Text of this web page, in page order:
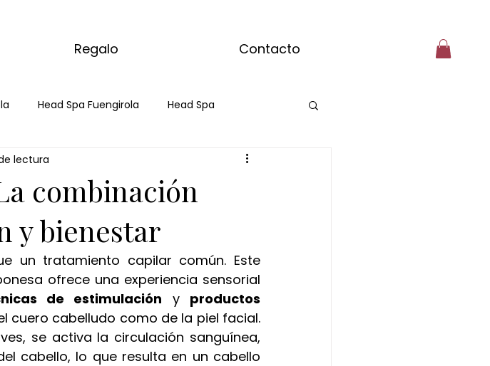
Regalo Contacto
Head Spa Fuengirola Head Spa
Fuengirola
de matcha
de jengibre masaje de chocolate
cheque de regalo fuengirola
combinación
y bienestar
lectura
un tratamiento capilar común. Este
ofrece una experiencia sensorial
de estimulación y productos
cuero cabelludo como de la piel facial.
se activa la circulación sanguínea,
cabello, lo que resulta en un cabello